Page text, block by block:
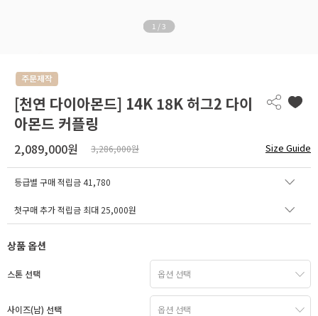
1 / 3
[천연 다이아몬드] 14K 18K 허그2 다이
아몬드 커플링
2,089,000원 3,286,000원 Size Guide
등급별 구매 적립금41,780
첫구매 추가 적립금 최대 25,000원
상품 옵션
스톤 선택
사이즈(남) 선택